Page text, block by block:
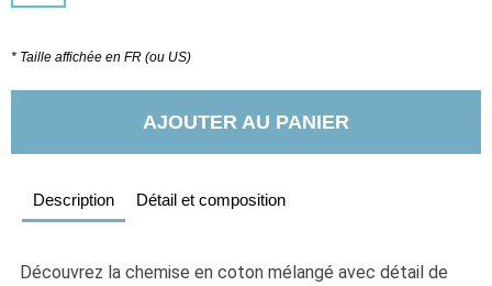
* Taille affichée en FR (ou US)
AJOUTER AU PANIER
Description Détail et composition
Découvrez la chemise en coton mélangé avec détail de